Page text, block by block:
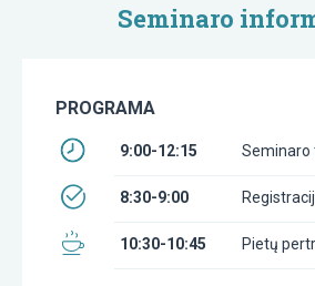
Seminaro
PROGRAMA
9:00-12:15 Seminaro
8:30-9:00
10:30-10:45 Pietų